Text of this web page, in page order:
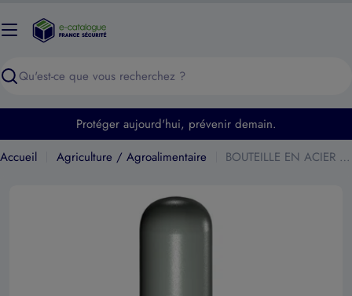
au
Recherche
Protéger aujourd'hui, prévenir demain.
Accueil
Agriculture / Agroalimentaire BOUTEILLE EN ACIER 6L/300 BARS